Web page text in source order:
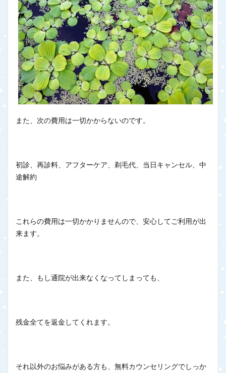
また、次の費用は一切かからないのです。
初診、再診料、アフターケア、剃毛代、当日キャンセル、中
途解約
これらの費用は一切かかりませんので、安心してご利用が出
来ます。
また、もし通院が出来なくなってしまっても、
残金全てを返金してくれます。
それ以外のお悩みがある方も、無料カウンセリングでしっか